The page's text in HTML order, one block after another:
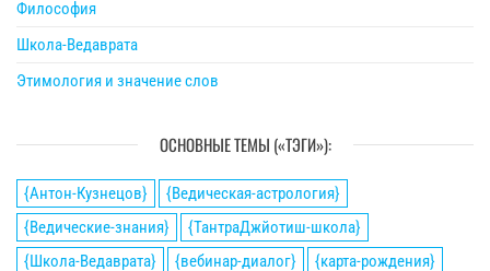
Философия
Школа-Ведаврата
Этимология и значение слов
ОСНОВНЫЕ ТЕМЫ («ТЭГИ»):
{Антон-Кузнецов}
{Ведическая-астрология}
{Ведические-знания}
{ТантраДжйотиш-школа}
{Школа-Ведаврата}
{вебинар-диалог} {карта-рождения}